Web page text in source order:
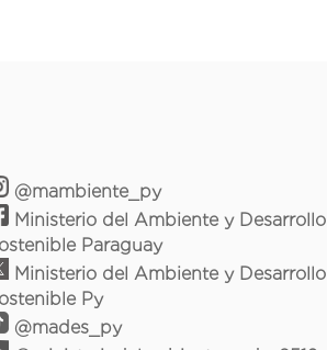
@mambiente_py
Ministerio del Ambiente y Desarrollo
Paraguay
Ministerio del Ambiente y Desarrollo
Py
@mades_py